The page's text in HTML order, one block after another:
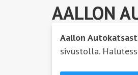
AALLON
Aallon
sivustolla.